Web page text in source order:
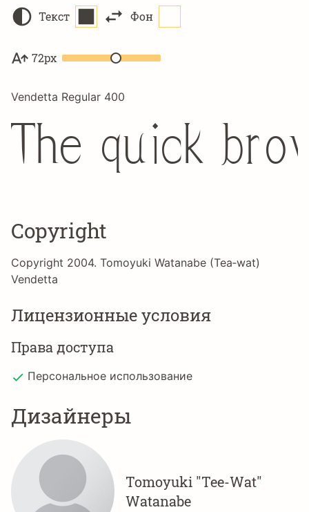
Текст Фон
72px
Vendetta Regular 400
The quick
Copyright
Copyright 2004. Tomoyuki Watanabe (Tea‐wat)
Vendetta
Лицензионные условия
Права доступа
Персональное использование
Дизайнеры
Tomoyuki "Tee-Wat"
Watanabe